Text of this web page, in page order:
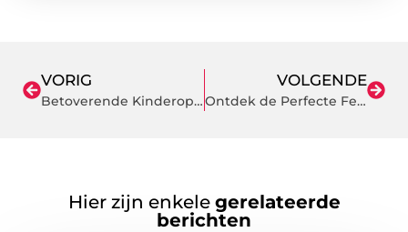
VORIG
Betoverende Kinderopvang Ede verbetert de vroege educatie
VOLGENDE
Ontdek de Perfecte Feestlocatie in Purmerend
Hier zijn enkele gerelateerde
berichten